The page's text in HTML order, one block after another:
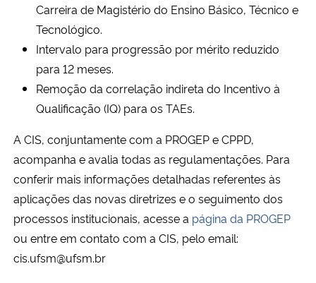
Secretaria de Governo
Gabinete de Segurança Institucional
Advocacia-Geral da União
Planalto
Carreira de Magistério do Ensino Básico, Técnico e
Tecnológico.
Intervalo para progressão por mérito reduzido
para 12 meses.
Remoção da correlação indireta do Incentivo à
Qualificação (IQ) para os TAEs.
A CIS, conjuntamente com a PROGEP e CPPD,
acompanha e avalia todas as regulamentações. Para
conferir mais informações detalhadas referentes às
aplicações das novas diretrizes e o seguimento dos
processos institucionais, acesse a página da PROGEP
ou entre em contato com a CIS, pelo email:
cis.ufsm@ufsm.br